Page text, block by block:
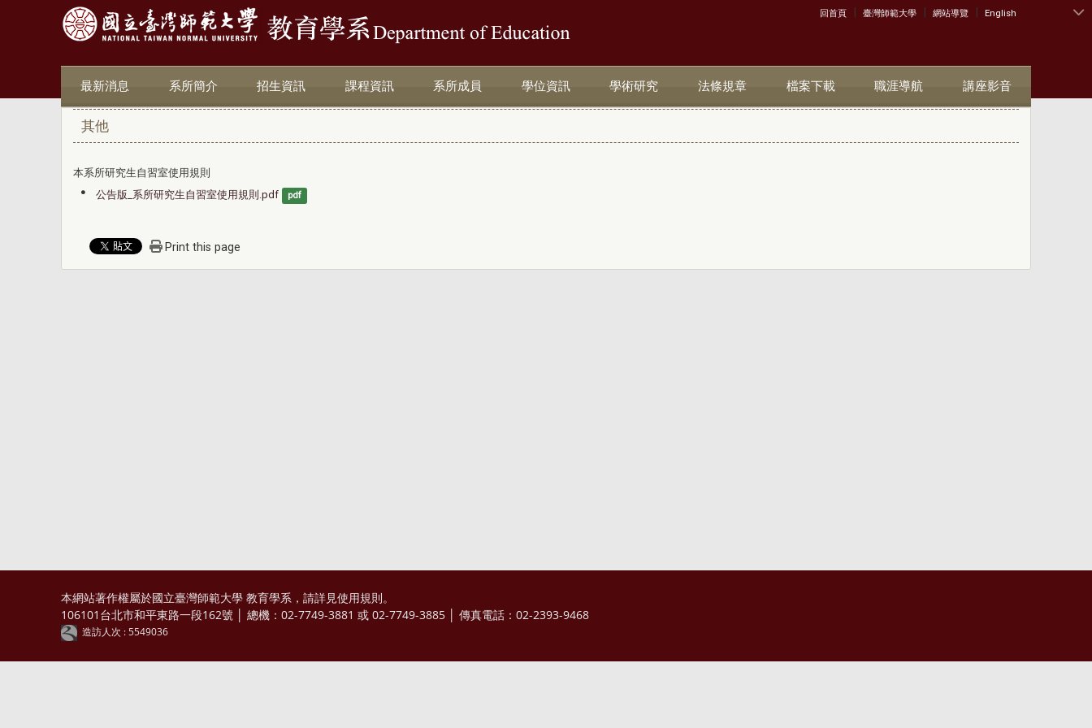
:::
回首頁 | 臺灣師範大學 | 網站導覽 | English
最新消息 系所簡介 招生資訊 課程資訊 系所成員 學位資訊 學術研究 法條規章 檔案下載 職涯導航 講座影音
其他
本系所研究生自習室使用規則
公告版_系所研究生自習室使用規則.pdf
pdf
Print this page
本網站著作權屬於國立臺灣師範大學 教育學系，請詳見使用規則。
106101台北市和平東路一段162號 │ 總機：02-7749-3881 或 02-7749-3885 │ 傳真電話：02-2393-9468
造訪人次 : 5549036